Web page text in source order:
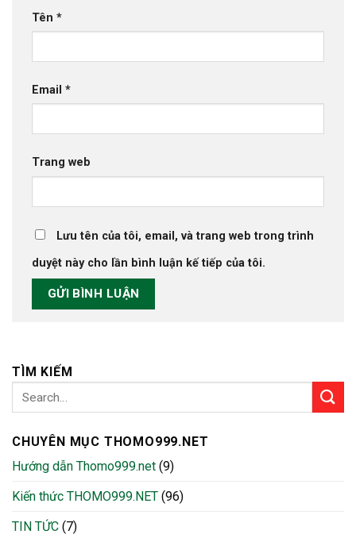
Tên *
Email *
Trang web
Lưu tên của tôi, email, và trang web trong trình
duyệt này cho lần bình luận kế tiếp của tôi.
TÌM KIẾM
CHUYÊN MỤC THOMO999.NET
Hướng dẫn Thomo999.net (9)
Kiến thức THOMO999.NET (96)
TIN TỨC (7)